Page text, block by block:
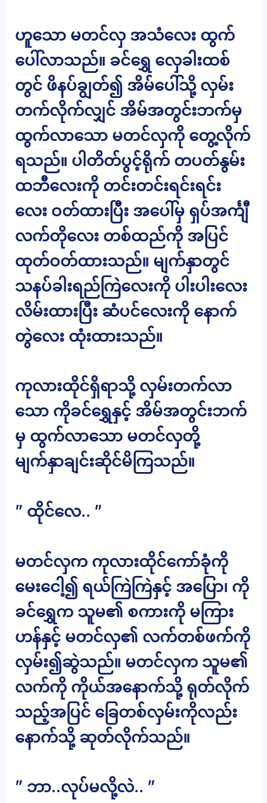
ဟူသော မတင်လှ အသံလေး ထွက်
ပေါ်လာသည်။ ခင်ရွှေ လှေခါးထစ်
တွင် ဖိနပ်ချွတ်၍ အိမ်ပေါ်သို့ လှမ်း
တက်လိုက်လျှင် အိမ်အတွင်းဘက်မှ
ထွက်လာသော မတင်လှကို တွေ့လိုက်
ရသည်။ ပါတိတ်ပွင့်ရိုက် တပတ်နွမ်း
ထဘီလေးကို တင်းတင်းရင်းရင်း
လေး ဝတ်ထားပြီး အပေါ်မှ ရှပ်အင်္ကျီ
လက်တိုလေး တစ်ထည်ကို အပြင်
ထုတ်ဝတ်ထားသည်။ မျက်နှာတွင်
သနပ်ခါးရည်ကြဲလေးကို ပါးပါးလေး
လိမ်းထားပြီး ဆံပင်လေးကို နောက်
တွဲလေး ထုံးထားသည်။
ကုလားထိုင်ရှိရာသို့ လှမ်းတက်လာ
သော ကိုခင်ရွှေနှင့် အိမ်အတွင်းဘက်
မှ ထွက်လာသော မတင်လှတို့
မျက်နှာချင်းဆိုင်မိကြသည်။
” ထိုင်လေ.. ”
မတင်လှက ကုလားထိုင်ကော်ခုံကို
မေးငေါ့၍ ရယ်ကြဲကြဲနှင့် အပြော၊ ကို
ခင်ရွှေက သူမ၏ စကားကို မကြား
ဟန်နှင့် မတင်လှ၏ လက်တစ်ဖက်ကို
လှမ်း၍ဆွဲသည်။ မတင်လှက သူမ၏
လက်ကို ကိုယ်အနောက်သို့ ရုတ်လိုက်
သည့်အပြင် ခြေတစ်လှမ်းကိုလည်း
နောက်သို့ ဆုတ်လိုက်သည်။
” ဘာ..လုပ်မလို့လဲ.. ”